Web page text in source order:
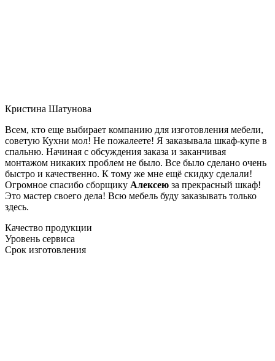
Кристина Шатунова
Всем, кто еще выбирает компанию для изготовления мебели,
советую Кухни мол! Не пожалеете! Я заказывала шкаф-купе в
спальню. Начиная с обсуждения заказа и заканчивая
монтажом никаких проблем не было. Все было сделано очень
быстро и качественно. К тому же мне ещё скидку сделали!
Огромное спасибо сборщику Алексею за прекрасный шкаф!
Это мастер своего дела! Всю мебель буду заказывать только
здесь.
Качество продукции
Уровень сервиса
Срок изготовления